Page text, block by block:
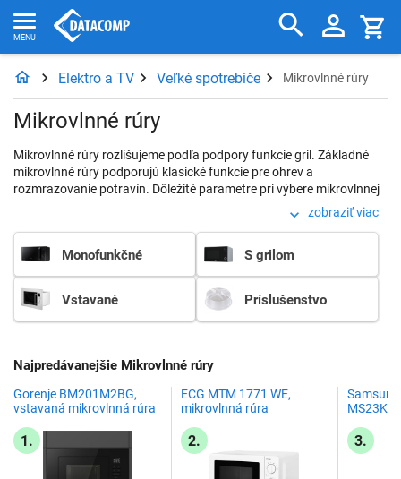
Elektro a TV Veľké spotrebiče Mikrovlnné rúry
Mikrovlnné rúry
Mikrovlnné rúry rozlišujeme podľa podpory funkcie gril. Základné
mikrovlnné rúry podporujú klasické funkcie pre ohrev a
rozmrazovanie potravín. Dôležité parametre pri výbere mikrovlnnej
sú výkon, obejm, počet programov, počet stupňov výkonu azobraziť viac
Monofunkčné S grilom
Vstavané Príslušenstvo
Najpredávanejšie Mikrovlnné rúry
1.
Gorenje BM201M2BG,
vstavaná mikrovlnná rúra
2.
ECG MTM 1771 WE,
mikrovlnná rúra
3.
Samsung